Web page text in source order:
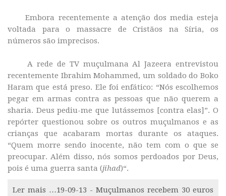
Embora recentemente a atenção dos media esteja
voltada para o massacre de Cristãos na Síria, os
números são imprecisos.
A rede de TV muçulmana Al Jazeera entrevistou
recentemente Ibrahim Mohammed, um soldado do Boko
Haram que está preso. Ele foi enfático: “Nós escolhemos
pegar em armas contra as pessoas que não querem a
sharia. Deus pediu-me que lutássemos [contra elas]”. O
repórter questionou sobre os outros muçulmanos e as
crianças que acabaram mortas durante os ataques.
“Quem morre sendo inocente, não tem com o que se
preocupar. Além disso, nós somos perdoados por Deus,
pois é uma guerra santa (jihad)“.
Ler mais …19-09-13 - Muçulmanos recebem 30 euros